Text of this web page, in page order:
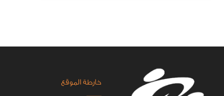
خارطة الموقع